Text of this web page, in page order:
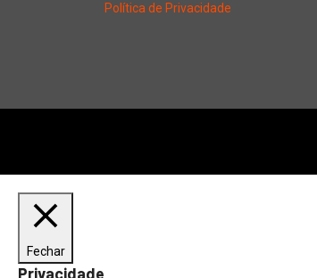
Política de Privacidade
Fechar
Privacidade